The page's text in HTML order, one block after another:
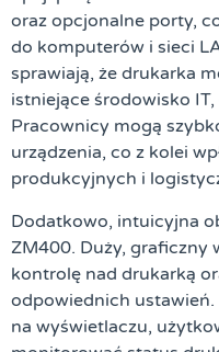
oraz opcjonalne porty,
do komputerów i sieci
sprawiają, że drukarka
istniejące środowisko
Pracownicy mogą
urządzenia, co z kolei
produkcyjnych i
Dodatkowo, intuicyjna
ZM400. Duży, graficzny
kontrolę nad drukarką
odpowiednich
na wyświetlaczu,